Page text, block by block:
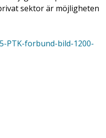
sektor är möjligheten